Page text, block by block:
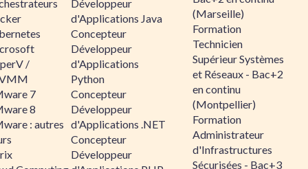
/
7
8
: autres
Développeur
d'Applications Java
Concepteur
Développeur
d'Applications
Python
Concepteur
Développeur
d'Applications .NET
Concepteur
Développeur
(Marseille)
Formation
Technicien
Supérieur Systèmes
et Réseaux - Bac+2
en continu
(Montpellier)
Formation
Administrateur
d'Infrastructures
Sécurisées - Bac+3